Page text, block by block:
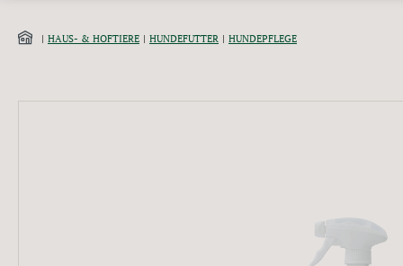
HAUS- & HOFTIERE HUNDEFUTTER HUNDEPFLEGE